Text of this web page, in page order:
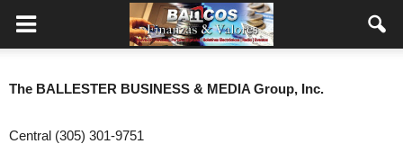
The BALLESTER BUSINESS & MEDIA Group, Inc.
Central (305) 301-9751